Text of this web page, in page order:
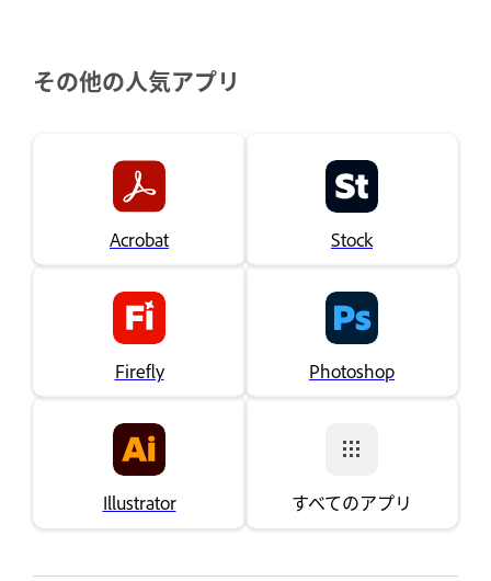
その他の人気アプリ
Acrobat Stock
Firefly Photoshop
Illustrator すべてのアプリ